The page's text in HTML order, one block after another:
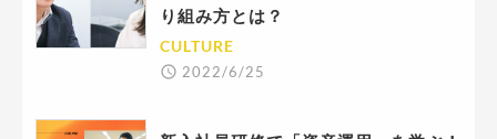
り組み方とは？
CULTURE
2022/6/25